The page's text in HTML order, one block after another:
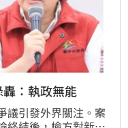
：執政無能
議引發外界關注。案